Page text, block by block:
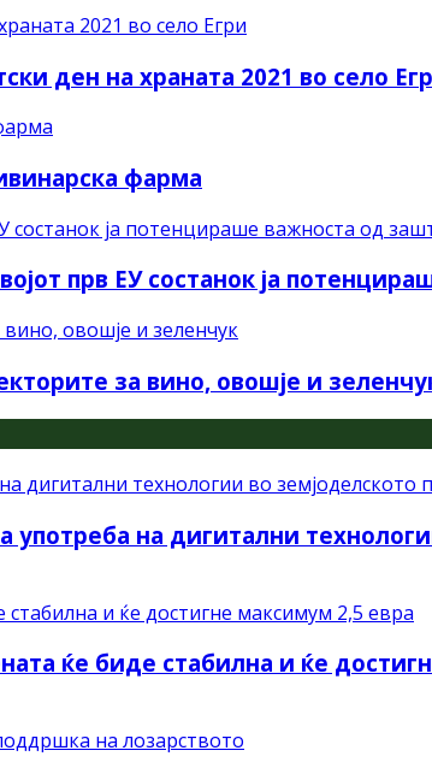
ден на храната 2021 во село
фарма
прв ЕУ состанок ја
за вино, овошје и
на дигитални
ќе биде стабилна и ќе